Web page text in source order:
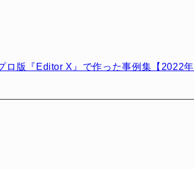
ロ版『Editor X』で作った事例集【2022年